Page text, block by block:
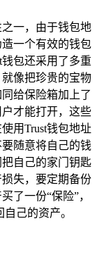
一，由于钱包地
一个有效的钱包
包还采用了多重
像把珍贵的宝物
给保险箱加上了
才能打开，这些
用Trust钱包地址
随意将自己的钱
自己的家门钥匙
失，要定期备份
了一份“保险”，
己的资产。